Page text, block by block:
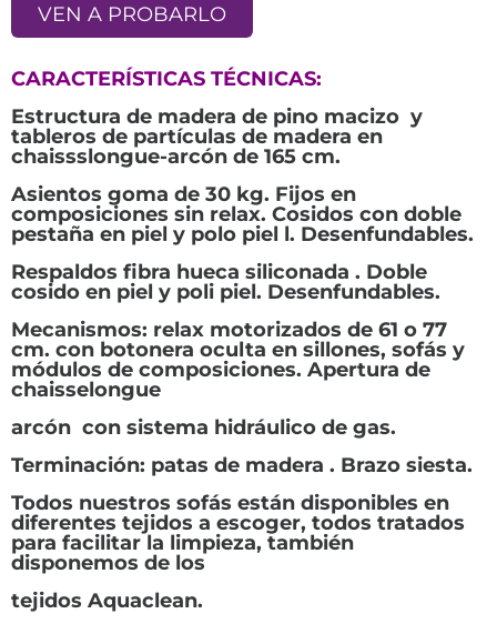
VEN A PROBARLO
CARACTERÍSTICAS TÉCNICAS:
Estructura de madera de pino macizo y
tableros de partículas de madera en
chaissslongue-arcón de 165 cm.
Asientos goma de 30 kg. Fijos en
composiciones sin relax. Cosidos con doble
pestaña en piel y polo piel l. Desenfundables.
Respaldos fibra hueca siliconada . Doble
cosido en piel y poli piel. Desenfundables.
Mecanismos: relax motorizados de 61 o 77
cm. con botonera oculta en sillones, sofás y
módulos de composiciones. Apertura de
chaisselongue
arcón con sistema hidráulico de gas.
Terminación: patas de madera . Brazo siesta.
Todos nuestros sofás están disponibles en
diferentes tejidos a escoger, todos tratados
para facilitar la limpieza, también
disponemos de los
tejidos Aquaclean.